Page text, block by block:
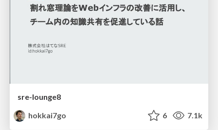
sre-lounge8
hokkai7go
6 7.1k